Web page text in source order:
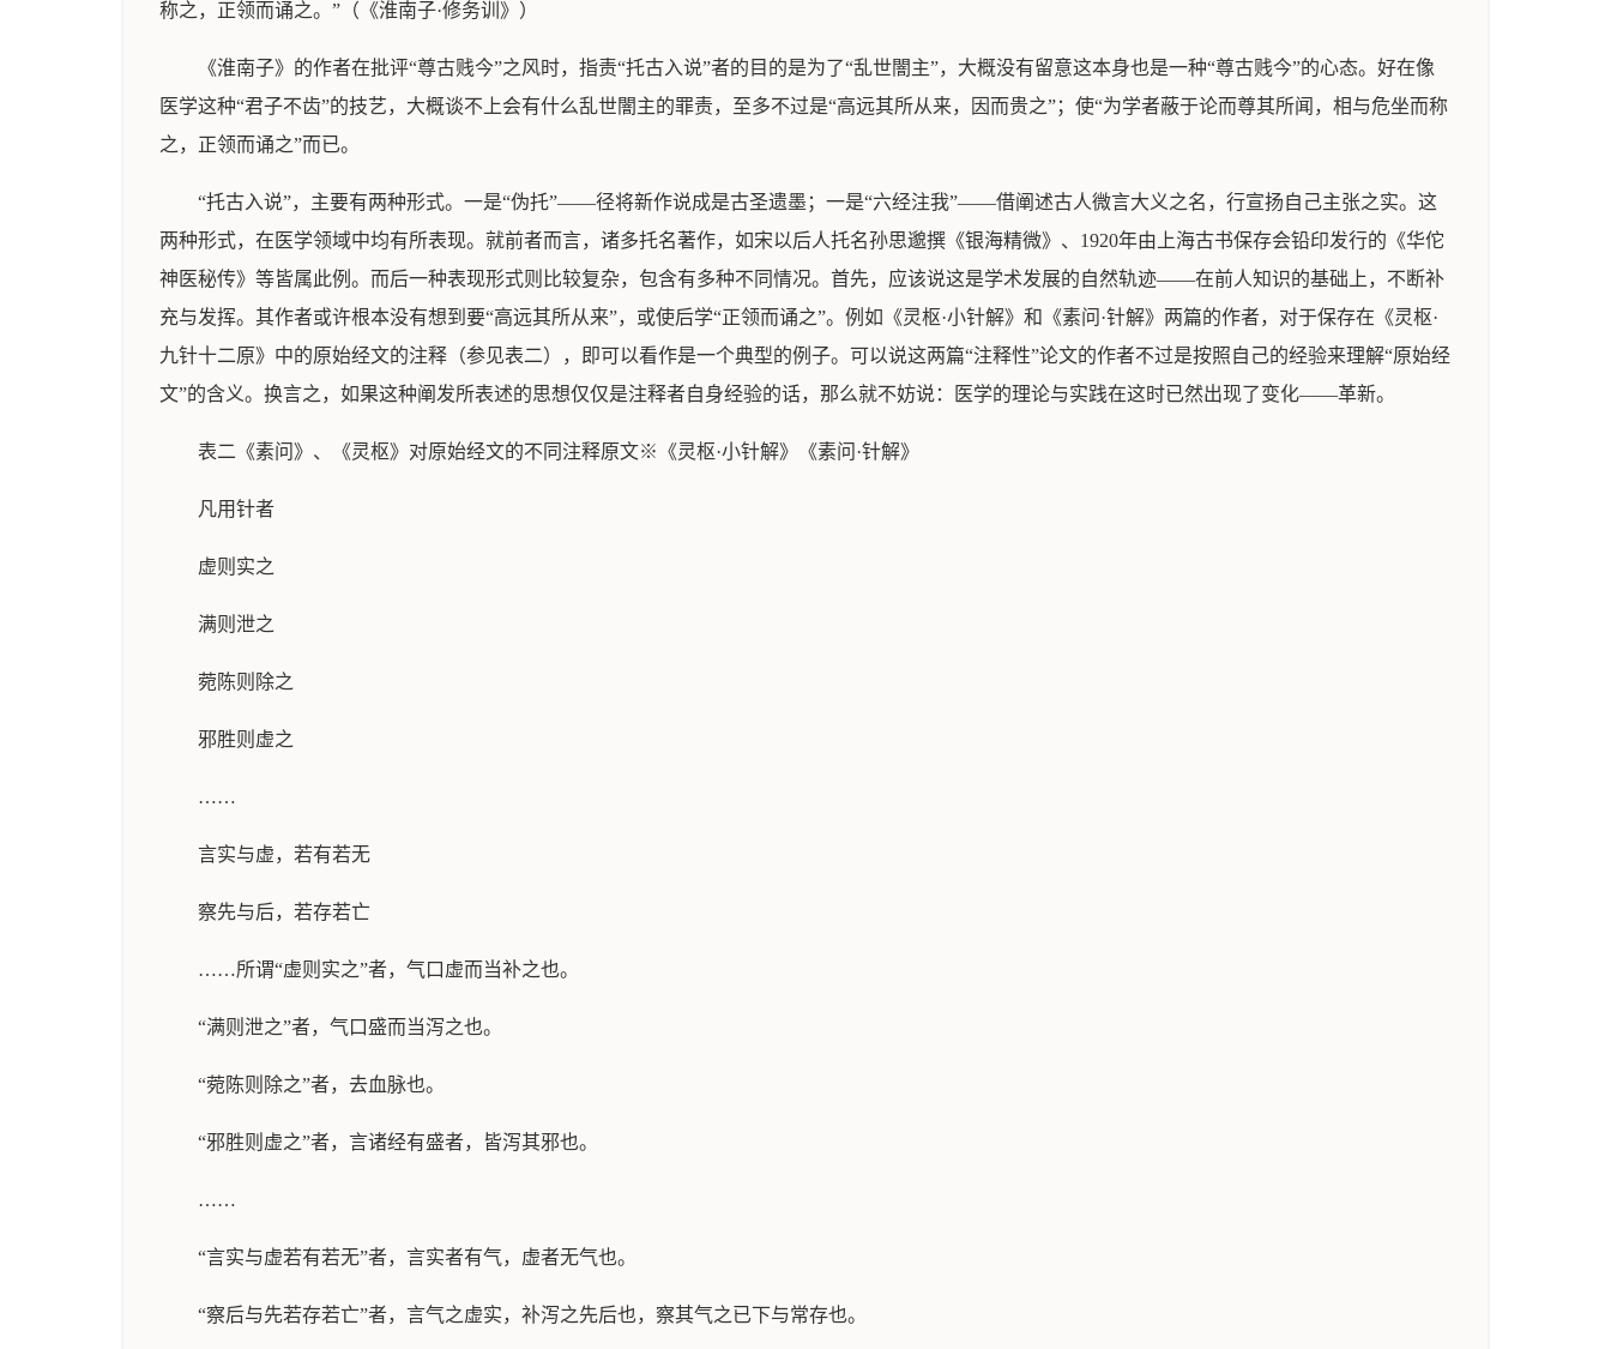
称之，正领而诵之。”（《淮南子·修务训》）
《淮南子》的作者在批评“尊古贱今”之风时，指责“托古入说”者的目的是为了“乱世闇主”，大概没有留意这本身也是一种“尊古贱今”的心态。好在像
医学这种“君子不齿”的技艺，大概谈不上会有什么乱世闇主的罪责，至多不过是“高远其所从来，因而贵之”；使“为学者蔽于论而尊其所闻，相与危坐而称
之，正领而诵之”而已。
“托古入说”，主要有两种形式。一是“伪托”——径将新作说成是古圣遗墨；一是“六经注我”——借阐述古人微言大义之名，行宣扬自己主张之实。这
两种形式，在医学领域中均有所表现。就前者而言，诸多托名著作，如宋以后人托名孙思邈撰《银海精微》、1920年由上海古书保存会铅印发行的《华佗
神医秘传》等皆属此例。而后一种表现形式则比较复杂，包含有多种不同情况。首先，应该说这是学术发展的自然轨迹——在前人知识的基础上，不断补
充与发挥。其作者或许根本没有想到要“高远其所从来”，或使后学“正领而诵之”。例如《灵枢·小针解》和《素问·针解》两篇的作者，对于保存在《灵枢·
九针十二原》中的原始经文的注释（参见表二），即可以看作是一个典型的例子。可以说这两篇“注释性”论文的作者不过是按照自己的经验来理解“原始经
文”的含义。换言之，如果这种阐发所表述的思想仅仅是注释者自身经验的话，那么就不妨说：医学的理论与实践在这时已然出现了变化——革新。
表二《素问》、《灵枢》对原始经文的不同注释原文※《灵枢·小针解》《素问·针解》
凡用针者
虚则实之
满则泄之
菀陈则除之
邪胜则虚之
……
言实与虚，若有若无
察先与后，若存若亡
……所谓“虚则实之”者，气口虚而当补之也。
“满则泄之”者，气口盛而当泻之也。
“菀陈则除之”者，去血脉也。
“邪胜则虚之”者，言诸经有盛者，皆泻其邪也。
……
“言实与虚若有若无”者，言实者有气，虚者无气也。
“察后与先若存若亡”者，言气之虚实，补泻之先后也，察其气之已下与常存也。